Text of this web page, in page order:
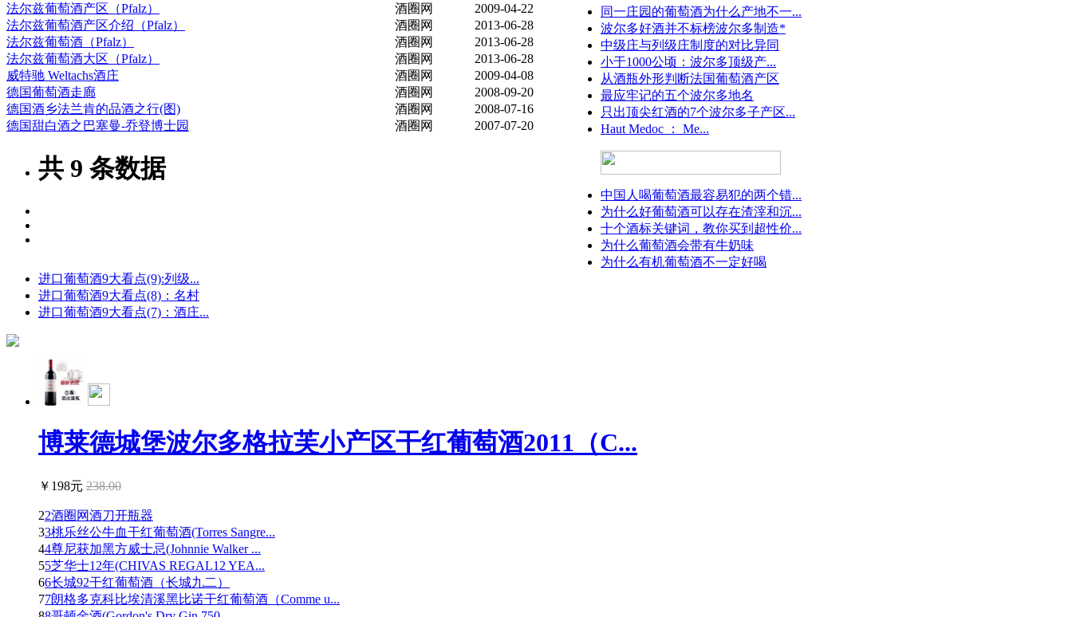
法尔兹葡萄酒产区（Pfalz）
酒圈网
2009-04-22
法尔兹葡萄酒产区介绍（Pfalz）
酒圈网
2013-06-28
法尔兹葡萄酒（Pfalz）
酒圈网
2013-06-28
法尔兹葡萄酒大区（Pfalz）
酒圈网
2013-06-28
威特驰 Weltachs酒庄
酒圈网
2009-04-08
德国葡萄酒走廊
酒圈网
2008-09-20
德国酒乡法兰肯的品酒之行(图)
酒圈网
2008-07-16
德国甜白酒之巴塞曼-乔登博士园
酒圈网 2007-07-20
共 9 条数据
同一庄园的葡萄酒为什么产地不一...
波尔多好酒并不标榜波尔多制造*
中级庄与列级庄制度的对比异同
小于1000公顷：波尔多顶级产...
从酒瓶外形判断法国葡萄酒产区
最应牢记的五个波尔多地名
只出顶尖红酒的7个波尔多子产区...
Haut Medoc ： Me...
中国人喝葡萄酒最容易犯的两个错...
为什么好葡萄酒可以存在渣滓和沉...
十个酒标关键词，教你买到超性价...
为什么葡萄酒会带有牛奶味
为什么有机葡萄酒不一定好喝
进口葡萄酒9大看点(9):列级...
进口葡萄酒9大看点(8)：名村
进口葡萄酒9大看点(7)：酒庄...
博莱德城堡波尔多格拉芙小产区干红葡萄酒2011（C...
￥198元 238.00
22酒圈网酒刀开瓶器
33桃乐丝公牛血干红葡萄酒(Torres Sangre...
44尊尼获加黑方威士忌(Johnnie Walker ...
55芝华士12年(CHIVAS REGAL12 YEA...
66长城92干红葡萄酒（长城九二）
77朗格多克科比埃清溪黑比诺干红葡萄酒（Comme u...